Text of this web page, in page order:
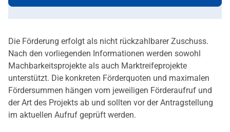
Die Förderung erfolgt als nicht rückzahlbarer Zuschuss.
Nach den vorliegenden Informationen werden sowohl
Machbarkeitsprojekte als auch Marktreifeprojekte
unterstützt. Die konkreten Förderquoten und maximalen
Fördersummen hängen vom jeweiligen Förderaufruf und
der Art des Projekts ab und sollten vor der Antragstellung
im aktuellen Aufruf geprüft werden.